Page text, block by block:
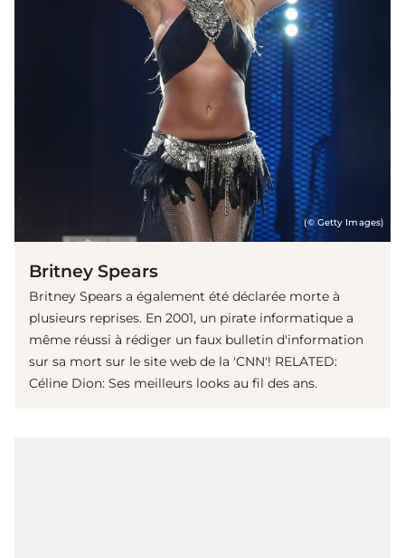
(© Getty Images)
Britney Spears
Britney Spears a également été déclarée morte à
plusieurs reprises. En 2001, un pirate informatique a
même réussi à rédiger un faux bulletin d'information
sur sa mort sur le site web de la 'CNN'! RELATED:
Céline Dion: Ses meilleurs looks au fil des ans.